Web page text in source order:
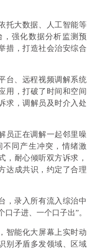
托大数据、人工智能等
强化数据分析监测预
措，打造社会治安综合
台、远程视频调解系统
用，打破了时间和空间
求，调解员及时介入处
员正在调解一起邻里噪
同产生冲突，情绪激
，耐心倾听双方诉求，
达成共识，约定了合理
，录入所有流入综治中
子进、一个口子出”。
智能化大屏幕上实时动
别矛盾多发领域、区域